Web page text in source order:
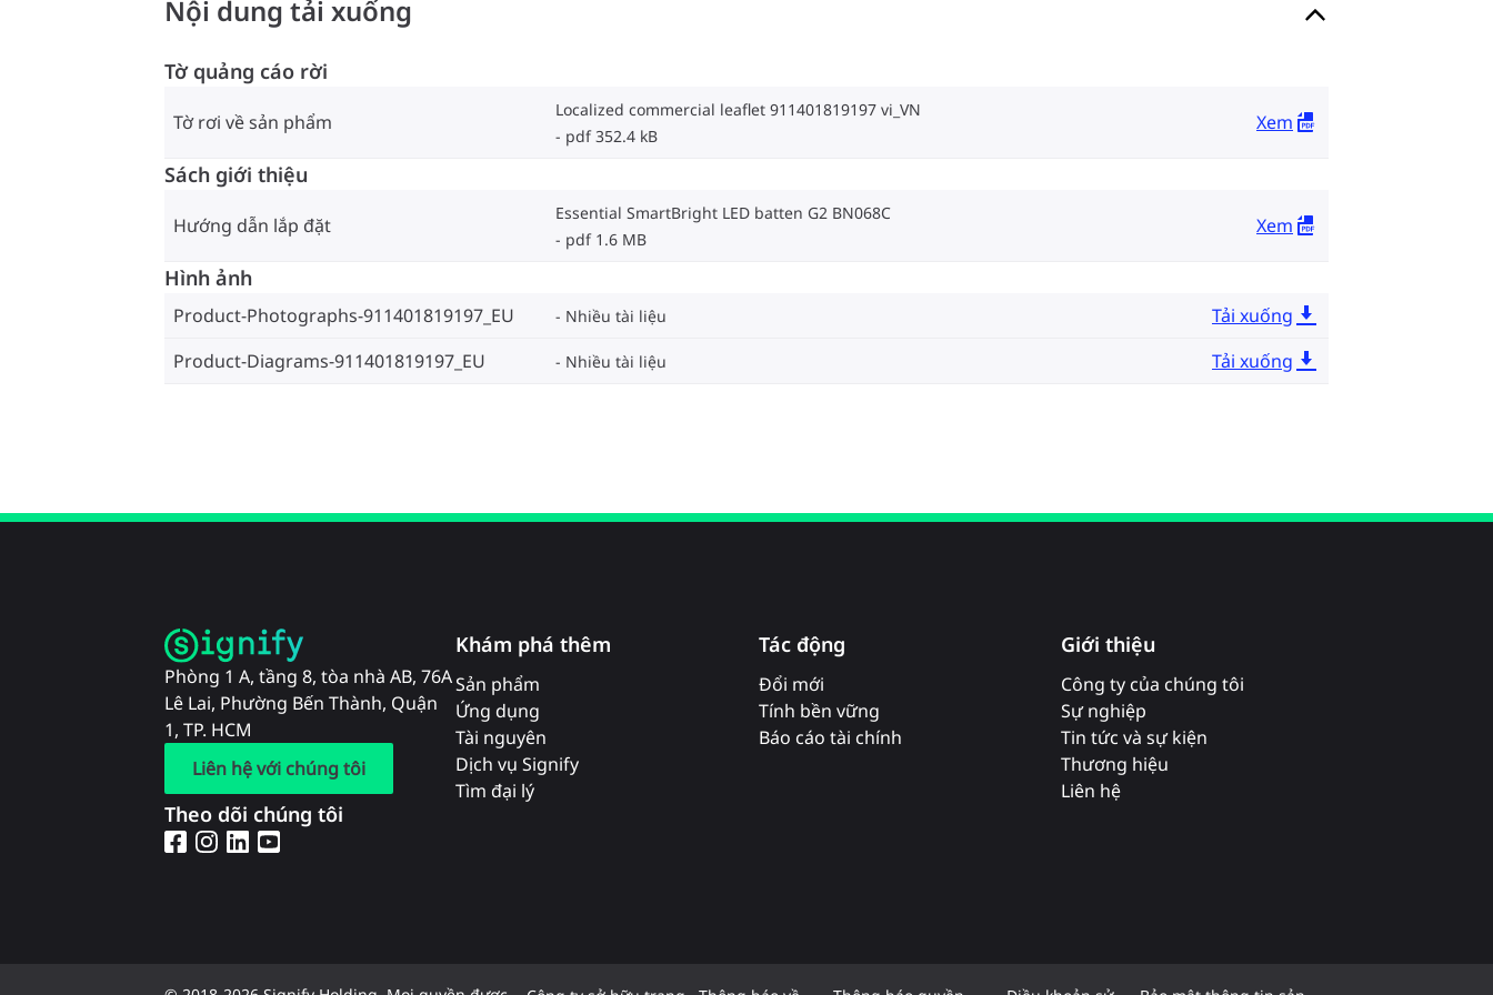
Nội dung tải xuống
Tờ quảng cáo rời
Tờ rơi về sản phẩm
Localized commercial leaflet 911401819197 vi_VN
pdf 352.4 kB
Xem
Sách giới thiệu
Hướng dẫn lắp đặt
Essential SmartBright LED batten G2 BN068C
pdf 1.6 MB
Xem
Hình ảnh
Product-Photographs-911401819197_EU Nhiều tài liệu
Tải xuống
Product-Diagrams-911401819197_EU
Nhiều tài liệu Tải xuống
Phòng 1 A, tầng 8, tòa nhà AB, 76A
Lê Lai, Phường Bến Thành, Quận
1, TP. HCM
Liên hệ với chúng tôi
Theo dõi chúng tôi
Khám phá thêm
Sản phẩm
Ứng dụng
Tài nguyên
Dịch vụ Signify
Tìm đại lý
Tác động
Đổi mới
Tính bền vững
Báo cáo tài chính
Giới thiệu
Công ty của chúng tôi
Sự nghiệp
Tin tức và sự kiện
Thương hiệu
Liên hệ